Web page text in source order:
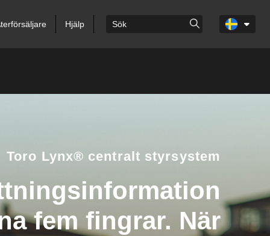
Hjälp
Toro Lynx® centralt styrsystem
fem fingrar. När